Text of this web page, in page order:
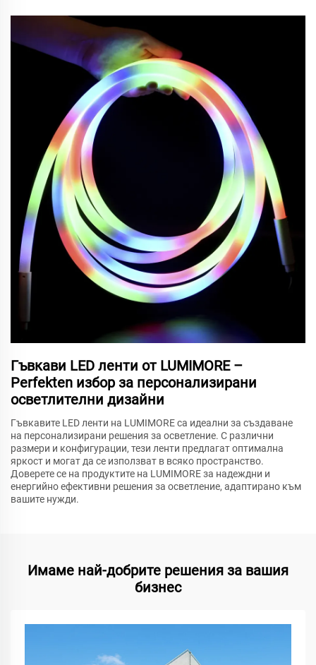
Гъвкави LED ленти от LUMIMORE –
Perfekten избор за персонализирани
осветлителни дизайни
Гъвкавите LED ленти на LUMIMORE са идеални за създаване
на персонализирани решения за осветление. С различни
размери и конфигурации, тези ленти предлагат оптимална
яркост и могат да се използват в всяко пространство.
Доверете се на продуктите на LUMIMORE за надеждни и
енергийно ефективни решения за осветление, адаптирано към
вашите нужди.
Имаме най-добрите решения за вашия
бизнес